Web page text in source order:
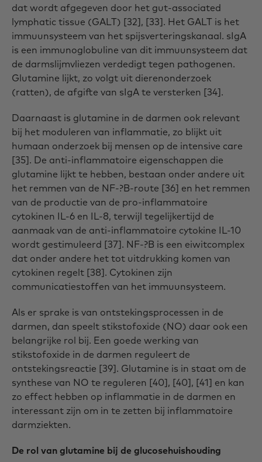
dat wordt afgegeven door het gut-associated
lymphatic tissue (GALT) [32], [33]. Het GALT is het
immuunsysteem van het spijsverteringskanaal. sIgA
is een immunoglobuline van dit immuunsysteem dat
de darmslijmvliezen verdedigt tegen pathogenen.
Glutamine lijkt, zo volgt uit dierenonderzoek
(ratten), de afgifte van sIgA te versterken [34].
Daarnaast is glutamine in de darmen ook relevant
bij het moduleren van inflammatie, zo blijkt uit
humaan onderzoek bij mensen op de intensive care
[35]. De anti-inflammatoire eigenschappen die
glutamine lijkt te hebben, bestaan onder andere uit
het remmen van de NF-?B-route [36] en het remmen
van de productie van de pro-inflammatoire
cytokinen IL-6 en IL-8, terwijl tegelijkertijd de
aanmaak van de anti-inflammatoire cytokine IL-10
wordt gestimuleerd [37]. NF-?B is een eiwitcomplex
dat onder andere het tot uitdrukking komen van
cytokinen regelt [38]. Cytokinen zijn
communicatiestoffen van het immuunsysteem.
Als er sprake is van ontstekingsprocessen in de
darmen, dan speelt stikstofoxide (NO) daar ook een
belangrijke rol bij. Een goede werking van
stikstofoxide in de darmen reguleert de
ontstekingsreactie [39]. Glutamine is in staat om de
synthese van NO te reguleren [40], [40], [41] en kan
zo effect hebben op inflammatie in de darmen en
interessant zijn om in te zetten bij inflammatoire
darmziekten.
De rol van glutamine bij de glucosehuishouding